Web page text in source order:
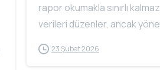
rapor okumakla sınırlı
verileri düzenler, ancak
23 Şubat 2026